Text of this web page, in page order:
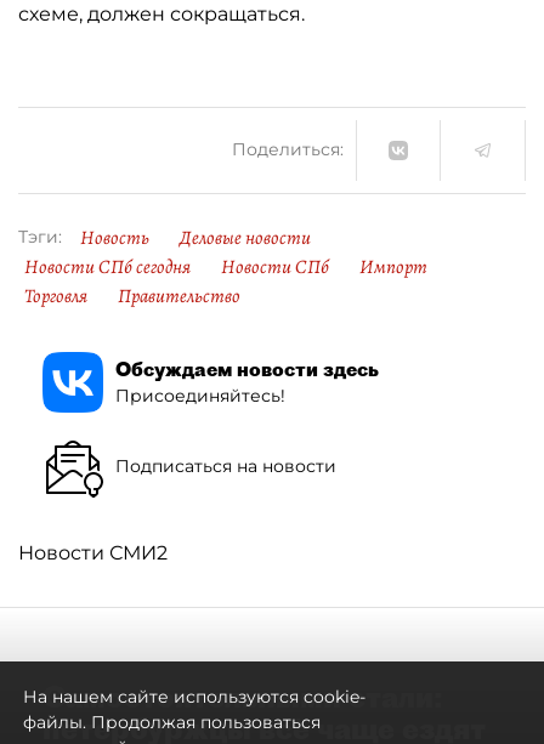
схеме, должен сокращаться.
Поделиться:
Тэги: Новость
Деловые новости
Новости СПб сегодня
Новости СПб
Импорт
Торговля
Правительство
Обсуждаем новости здесь
Присоединяйтесь!
Подписаться на новости
Новости СМИ2
Самостоятельными стали:
петербуржцы всё чаще ездят
На нашем сайте используются cookie-
файлы. Продолжая пользоваться